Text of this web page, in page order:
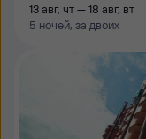
13 авг, чт — 18 авг, вт
5 ночей, за двоих